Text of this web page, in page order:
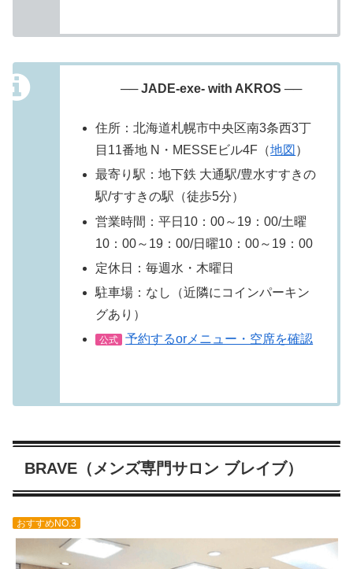
── JADE-exe- with AKROS ──
住所：北海道札幌市中央区南3条西3丁
目11番地 N・MESSEビル4F（地図 ）
最寄り駅：地下鉄 大通駅/豊水すすきの
駅/すすきの駅（徒歩5分）
営業時間：平日10：00～19：00/土曜
10：00～19：00/日曜10：00～19：00
定休日：毎週水・木曜日
駐車場：なし（近隣にコインパーキン
グあり）
公式 予約するorメニュー・空席を確認
BRAVE（メンズ専門サロン ブレイブ）
おすすめNO.3